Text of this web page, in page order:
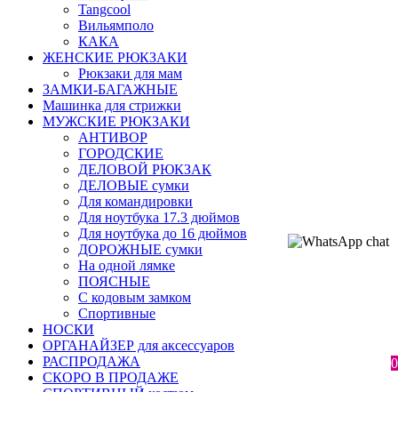
Tangcool
Вильямполо
КАКА
ЖЕНСКИЕ РЮКЗАКИ
Рюкзаки для мам
ЗАМКИ-БАГАЖНЫЕ
Машинка для стрижки
МУЖСКИЕ РЮКЗАКИ
АНТИВОР
ГОРОДСКИЕ
ДЕЛОВОЙ РЮКЗАК
ДЕЛОВЫЕ сумки
Для командировки
Для ноутбука 17.3 дюймов
Для ноутбука до 16 дюймов
ДОРОЖНЫЕ сумки
На одной лямке
ПОЯСНЫЕ
С кодовым замком
Спортивные
НОСКИ
ОРГАНАЙЗЕР для аксессуаров
РАСПРОДАЖА
СКОРО В ПРОДАЖЕ
СПОРТИВНЫЙ костюм
0